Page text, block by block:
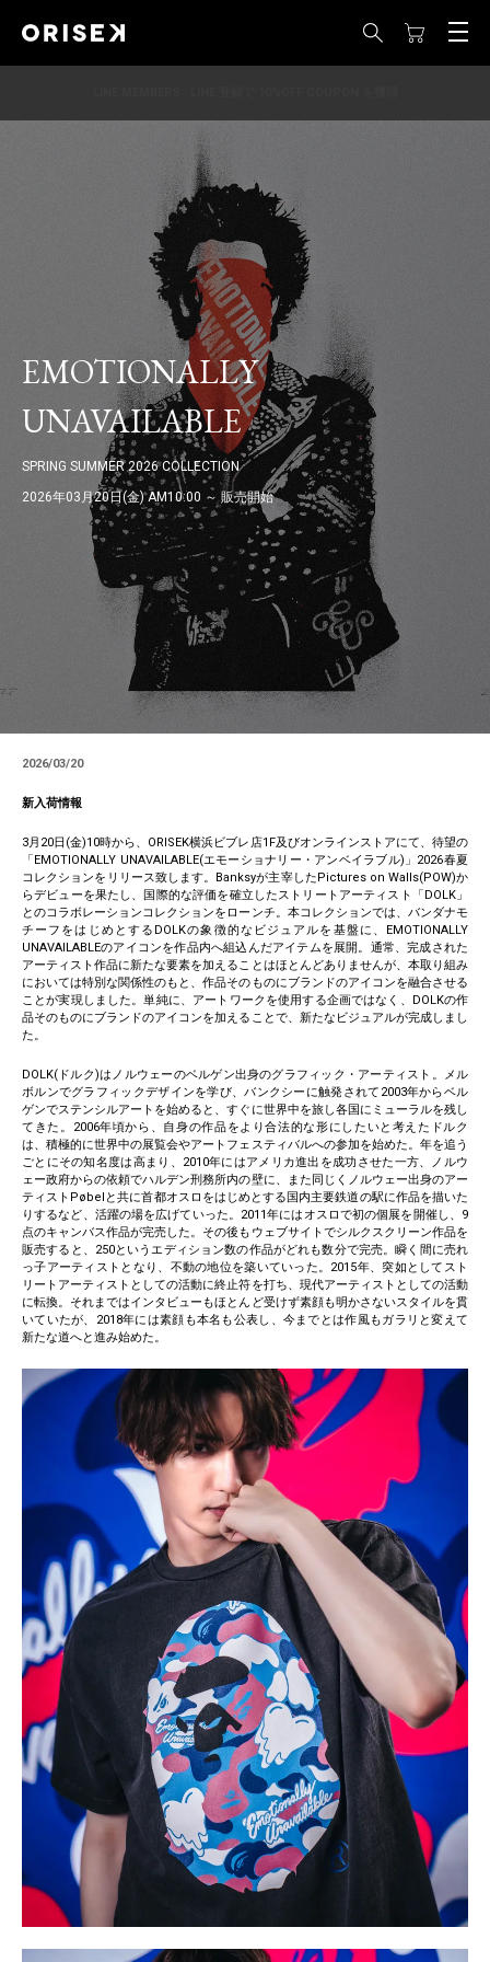
EMOTIONALLY
UNAVAILABLE
SPRING SUMMER 2026 COLLECTION
2026年03月20日(金) AM10:00 ～ 販売開始
2026/03/20
新入荷情報
3月20日(金)10時から、ORISEK横浜ビブレ店1F及びオンラインストアにて、待望の
「EMOTIONALLY UNAVAILABLE(エモーショナリー・アンベイラブル)」2026春夏
コレクションをリリース致します。Banksyが主宰したPictures on Walls(POW)か
らデビューを果たし、国際的な評価を確立したストリートアーティスト「DOLK」
とのコラボレーションコレクションをローンチ。本コレクションでは、バンダナモ
チーフをはじめとするDOLKの象徴的なビジュアルを基盤に、EMOTIONALLY
UNAVAILABLEのアイコンを作品内へ組込んだアイテムを展開。通常、完成された
アーティスト作品に新たな要素を加えることはほとんどありませんが、本取り組み
においては特別な関係性のもと、作品そのものにブランドのアイコンを融合させる
ことが実現しました。単純に、アートワークを使用する企画ではなく、DOLKの作
品そのものにブランドのアイコンを加えることで、新たなビジュアルが完成しまし
た。
DOLK(ドルク)はノルウェーのベルゲン出身のグラフィック・アーティスト。メル
ボルンでグラフィックデザインを学び、バンクシーに触発されて2003年からベル
ゲンでステンシルアートを始めると、すぐに世界中を旅し各国にミューラルを残し
てきた。2006年頃から、自身の作品をより合法的な形にしたいと考えたドルク
は、積極的に世界中の展覧会やアートフェスティバルへの参加を始めた。年を追う
ごとにその知名度は高まり、2010年にはアメリカ進出を成功させた一方、ノルウ
ェー政府からの依頼でハルデン刑務所内の壁に、また同じくノルウェー出身のアー
ティストPøbelと共に首都オスロをはじめとする国内主要鉄道の駅に作品を描いた
りするなど、活躍の場を広げていった。2011年にはオスロで初の個展を開催し、9
点のキャンバス作品が完売した。その後もウェブサイトでシルクスクリーン作品を
販売すると、250というエディション数の作品がどれも数分で完売。瞬く間に売れ
っ子アーティストとなり、不動の地位を築いていった。2015年、突如としてスト
リートアーティストとしての活動に終止符を打ち、現代アーティストとしての活動
に転換。それまではインタビューもほとんど受けず素顔も明かさないスタイルを貫
いていたが、2018年には素顔も本名も公表し、今までとは作風もガラリと変えて
新たな道へと進み始めた。